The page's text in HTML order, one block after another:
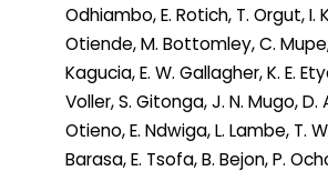
Odhiambo, E. Rotich, T. Orgut, I.
Otiende, M. Bottomley, C. Mupe,
Kagucia, E. W. Gallagher, K. E.
Voller, S. Gitonga, J. N. Mugo, D.
Otieno, E. Ndwiga, L. Lambe, T.
Barasa, E. Tsofa, B. Bejon, P.